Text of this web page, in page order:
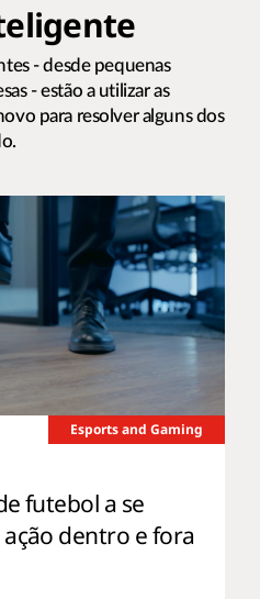
- desde pequenas
- estão a utilizar as
para resolver alguns dos
Esports and Gaming
futebol a se
dentro e fora